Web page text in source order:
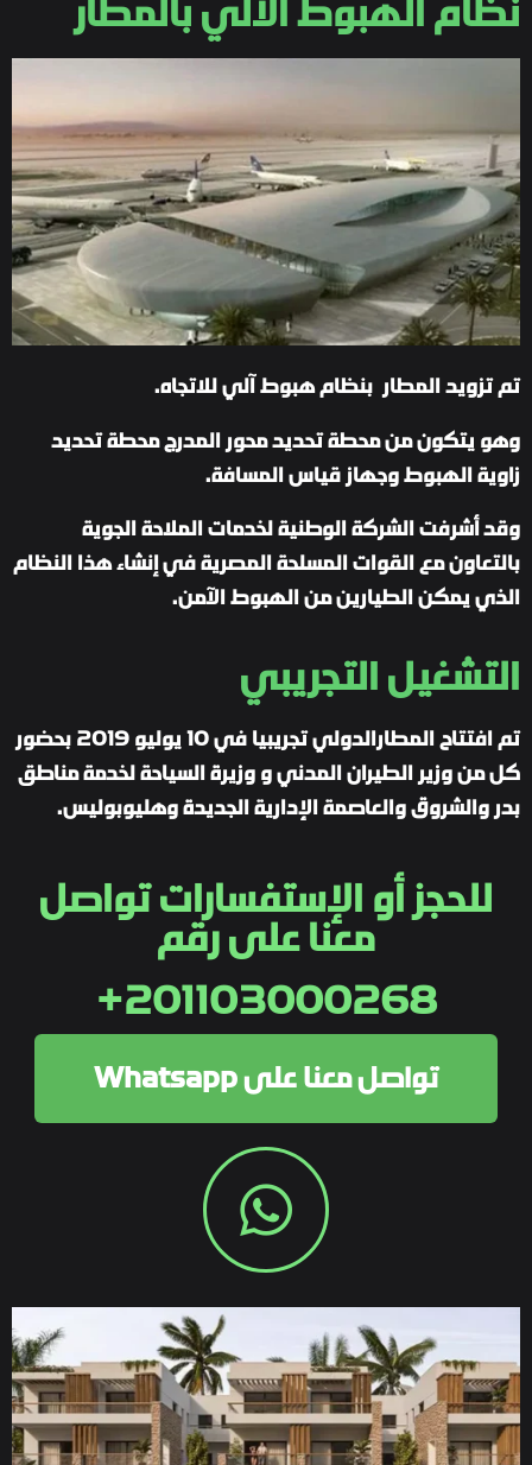
نظام الهبوط الآلي بالمطار
تم تزويد المطار بنظام هبوط آلي للاتجاه.
وهو يتكون من محطة تحديد محور المدرج محطة تحديد
زاوية الهبوط وجهاز قياس المسافة.
وقد أشرفت الشركة الوطنية لخدمات الملاحة الجوية
بالتعاون مع القوات المسلحة المصرية في إنشاء هذا النظام
الذي يمكن الطيارين من الهبوط الآمن.
التشغيل التجريبي
تم افتتاح المطارالدولي تجريبيا في 10 يوليو 2019 بحضور
كل من وزير الطيران المدني و وزيرة السياحة لخدمة مناطق
بدر والشروق والعاصمة الإدارية الجديدة وهليوبوليس.
للحجز أو الإستفسارات تواصل
معنا على رقم
201103000268+
تواصل معنا على Whatsapp